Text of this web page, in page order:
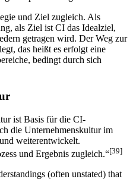
und Ziel zugleich. Als
als Ziel ist CI das Idealziel,
getragen wird. Der Weg zur
das heißt es erfolgt eine
bedingt durch sich
ist Basis für die CI-
die Unternehmenskultur im
weiterentwickelt.